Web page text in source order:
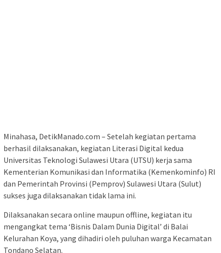
Minahasa, DetikManado.com – Setelah kegiatan pertama
berhasil dilaksanakan, kegiatan Literasi Digital kedua
Universitas Teknologi Sulawesi Utara (UTSU) kerja sama
Kementerian Komunikasi dan Informatika (Kemenkominfo) RI
dan Pemerintah Provinsi (Pemprov) Sulawesi Utara (Sulut)
sukses juga dilaksanakan tidak lama ini.
Dilaksanakan secara online maupun offline, kegiatan itu
mengangkat tema ‘Bisnis Dalam Dunia Digital’ di Balai
Kelurahan Koya, yang dihadiri oleh puluhan warga Kecamatan
Tondano Selatan.